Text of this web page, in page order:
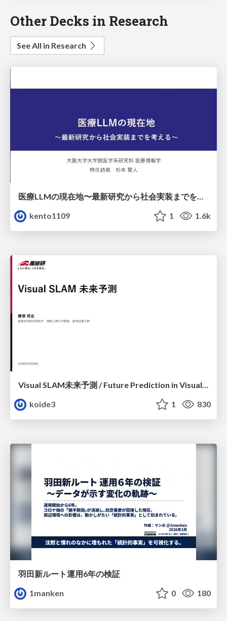
Other Decks in Research
See All in Research
医療LLMの現在地〜最新研究から社会実装までを考える〜
kento1109
1 1.6k
Visual SLAM未来予測 / Future Prediction in Visual SLAM
koide3
1 830
羽田新ルート運用6年の検証
1manken
0 180